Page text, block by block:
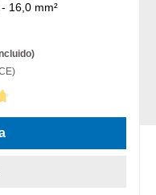
16,0 mm²
estrellas